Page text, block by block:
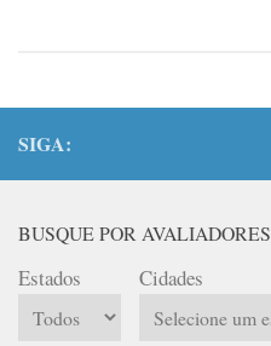
SIGA:
BUSQUE POR AVALIADORES
Estados Cidades